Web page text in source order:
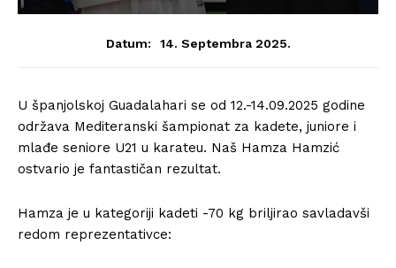
Datum: 14. Septembra 2025.
U španjolskoj Guadalahari se od 12.-14.09.2025 godine
održava Mediteranski šampionat za kadete, juniore i
mlađe seniore U21 u karateu. Naš Hamza Hamzić
ostvario je fantastičan rezultat.
Hamza je u kategoriji kadeti -70 kg briljirao savladavši
redom reprezentativce: